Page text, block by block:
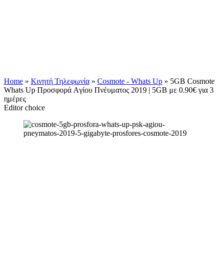
Home » Κινητή Τηλεφωνία » Cosmote - Whats Up » 5GB Cosmote
Whats Up Προσφορά Aγίου Πνέυματος 2019 | 5GB με 0.90€ για 3
ημέρες
Editor choice